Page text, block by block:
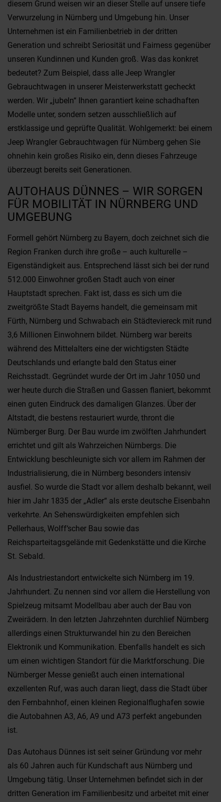
diesem Grund weisen wir an dieser Stelle auf unsere tiefe
Verwurzelung in Nürnberg und Umgebung hin. Unser
Unternehmen ist ein Familienbetrieb in der dritten
Generation und schreibt Seriosität und Fairness gegenüber
unseren Kundinnen und Kunden groß. Was das konkret
bedeutet? Zum Beispiel, dass alle Jeep Wrangler
Gebrauchtwagen in unserer Meisterwerkstatt gecheckt
werden. Wir „jubeln“ Ihnen garantiert keine schadhaften
Modelle unter, sondern setzen ausschließlich auf
erstklassige und geprüfte Qualität. Wohlgemerkt: bei einem
Jeep Wrangler Gebrauchtwagen für Nürnberg gehen Sie
ohnehin kein großes Risiko ein, denn dieses Fahrzeuge
überzeugt bereits seit Generationen.
AUTOHAUS DÜNNES – WIR SORGEN
FÜR MOBILITÄT IN NÜRNBERG UND
UMGEBUNG
Formell gehört Nürnberg zu Bayern, doch zeichnet sich die
Region Franken durch ihre große – auch kulturelle –
Eigenständigkeit aus. Entsprechend lässt sich bei der rund
512.000 Einwohner großen Stadt auch von einer
Hauptstadt sprechen. Fakt ist, dass es sich um die
zweitgrößte Stadt Bayerns handelt, die gemeinsam mit
Fürth, Nürnberg und Schwabach ein Städteviereck mit rund
3,6 Millionen Einwohnern bildet. Nürnberg war bereits
während des Mittelalters eine der wichtigsten Städte
Deutschlands und erlangte bald den Status einer
Reichsstadt. Gegründet wurde der Ort im Jahr 1050 und
wer heute durch die Straßen und Gassen flaniert, bekommt
einen guten Eindruck des damaligen Glanzes. Über der
Altstadt, die bestens restauriert wurde, thront die
Nürnberger Burg. Der Bau wurde im zwölften Jahrhundert
errichtet und gilt als Wahrzeichen Nürnbergs. Die
Entwicklung beschleunigte sich vor allem im Rahmen der
Industrialisierung, die in Nürnberg besonders intensiv
ausfiel. So wurde die Stadt vor allem deshalb bekannt, weil
hier im Jahr 1835 der „Adler“ als erste deutsche Eisenbahn
verkehrte. An Sehenswürdigkeiten empfehlen sich
Pellerhaus, Wolff‘scher Bau sowie das
Reichsparteitagsgelände mit Gedenkstätte und die Kirche
St. Sebald.
Als Industriestandort entwickelte sich Nürnberg im 19.
Jahrhundert. Zu nennen sind vor allem die Herstellung von
Spielzeug mitsamt Modellbau aber auch der Bau von
Zweirädern. In den letzten Jahrzehnten durchlief Nürnberg
allerdings einen Strukturwandel hin zu den Bereichen
Elektronik und Kommunikation. Ebenfalls handelt es sich
um einen wichtigen Standort für die Marktforschung. Die
Nürnberger Messe genießt auch einen international
exzellenten Ruf, was auch daran liegt, dass die Stadt über
den Fernbahnhof, einen kleinen Regionalflughafen sowie
die Autobahnen A3, A6, A9 und A73 perfekt angebunden
ist.
Das Autohaus Dünnes ist seit seiner Gründung vor mehr
als 60 Jahren auch für Kundschaft aus Nürnberg und
Umgebung tätig. Unser Unternehmen befindet sich in der
dritten Generation im Familienbesitz und arbeitet mit einer